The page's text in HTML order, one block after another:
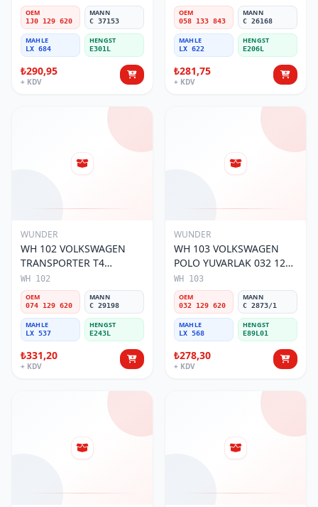
OEM
1J0 129 620
MANN
C 37153
MAHLE
LX 684
HENGST
E301L
₺290,95
+ KDV
OEM
058 133 843
MANN
C 26168
MAHLE
LX 622
HENGST
E206L
₺281,75
+ KDV
WUNDER
WH 102 VOLKSWAGEN
TRANSPORTER T4
(SÜNGERSiZ) 074 129 620
Hava Filtresi
WH 102
OEM
074 129 620
MANN
C 29198
MAHLE
LX 537
HENGST
E243L
₺331,20
+ KDV
WUNDER
WH 103 VOLKSWAGEN
POLO YUVARLAK 032 129
620 Hava Filtresi
WH 103
OEM
032 129 620
MANN
C 2873/1
MAHLE
LX 568
HENGST
E89L01
₺278,30
+ KDV